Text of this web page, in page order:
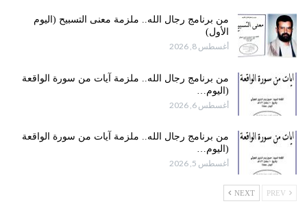
من برنامج رجال الله.. ملزمة معنى التسبيح (اليوم
الأول)
أغسطس 8, 2026
من برنامج رجال الله.. ملزمة آيات من سورة الواقعة
(اليوم…
أغسطس 6, 2026
من برنامج رجال الله.. ملزمة آيات من سورة الواقعة
(اليوم…
أغسطس 5, 2026
NEXT